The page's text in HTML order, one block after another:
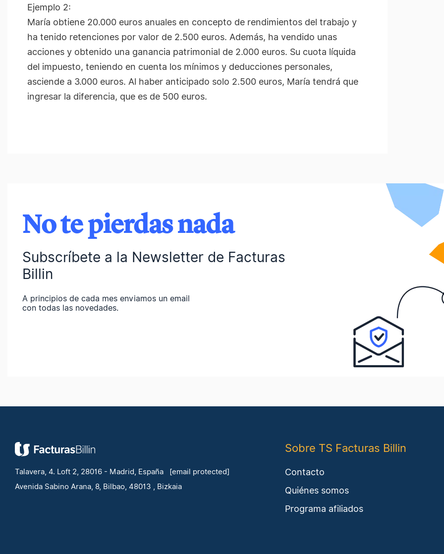
Ejemplo 2:
María obtiene 20.000 euros anuales en concepto de rendimientos del trabajo y
ha tenido retenciones por valor de 2.500 euros. Además, ha vendido unas
acciones y obtenido una ganancia patrimonial de 2.000 euros. Su cuota líquida
del impuesto, teniendo en cuenta los mínimos y deducciones personales,
asciende a 3.000 euros. Al haber anticipado solo 2.500 euros, María tendrá que
ingresar la diferencia, que es de 500 euros.
No te pierdas nada
Subscríbete a la Newsletter de Facturas
Billin
A principios de cada mes enviamos un email
con todas las novedades.
Talavera, 4. Loft 2, 28016 - Madrid, España
[email protected]
Avenida Sabino Arana, 8, Bilbao, 48013 , Bizkaia
Sobre TS Facturas Billin
Contacto
Quiénes somos
Programa afiliados